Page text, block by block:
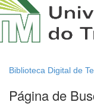
Biblioteca Digital de
Página de